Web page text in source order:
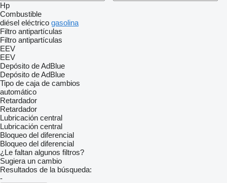
Hp
Combustible
diésel eléctrico gasolina
Filtro antipartículas
Filtro antipartículas
EEV
EEV
Depósito de AdBlue
Depósito de AdBlue
Tipo de caja de cambios
automático
Retardador
Retardador
Lubricación central
Lubricación central
Bloqueo del diferencial
Bloqueo del diferencial
¿Le faltan algunos filtros?
Sugiera un cambio
Resultados de la búsqueda:
-